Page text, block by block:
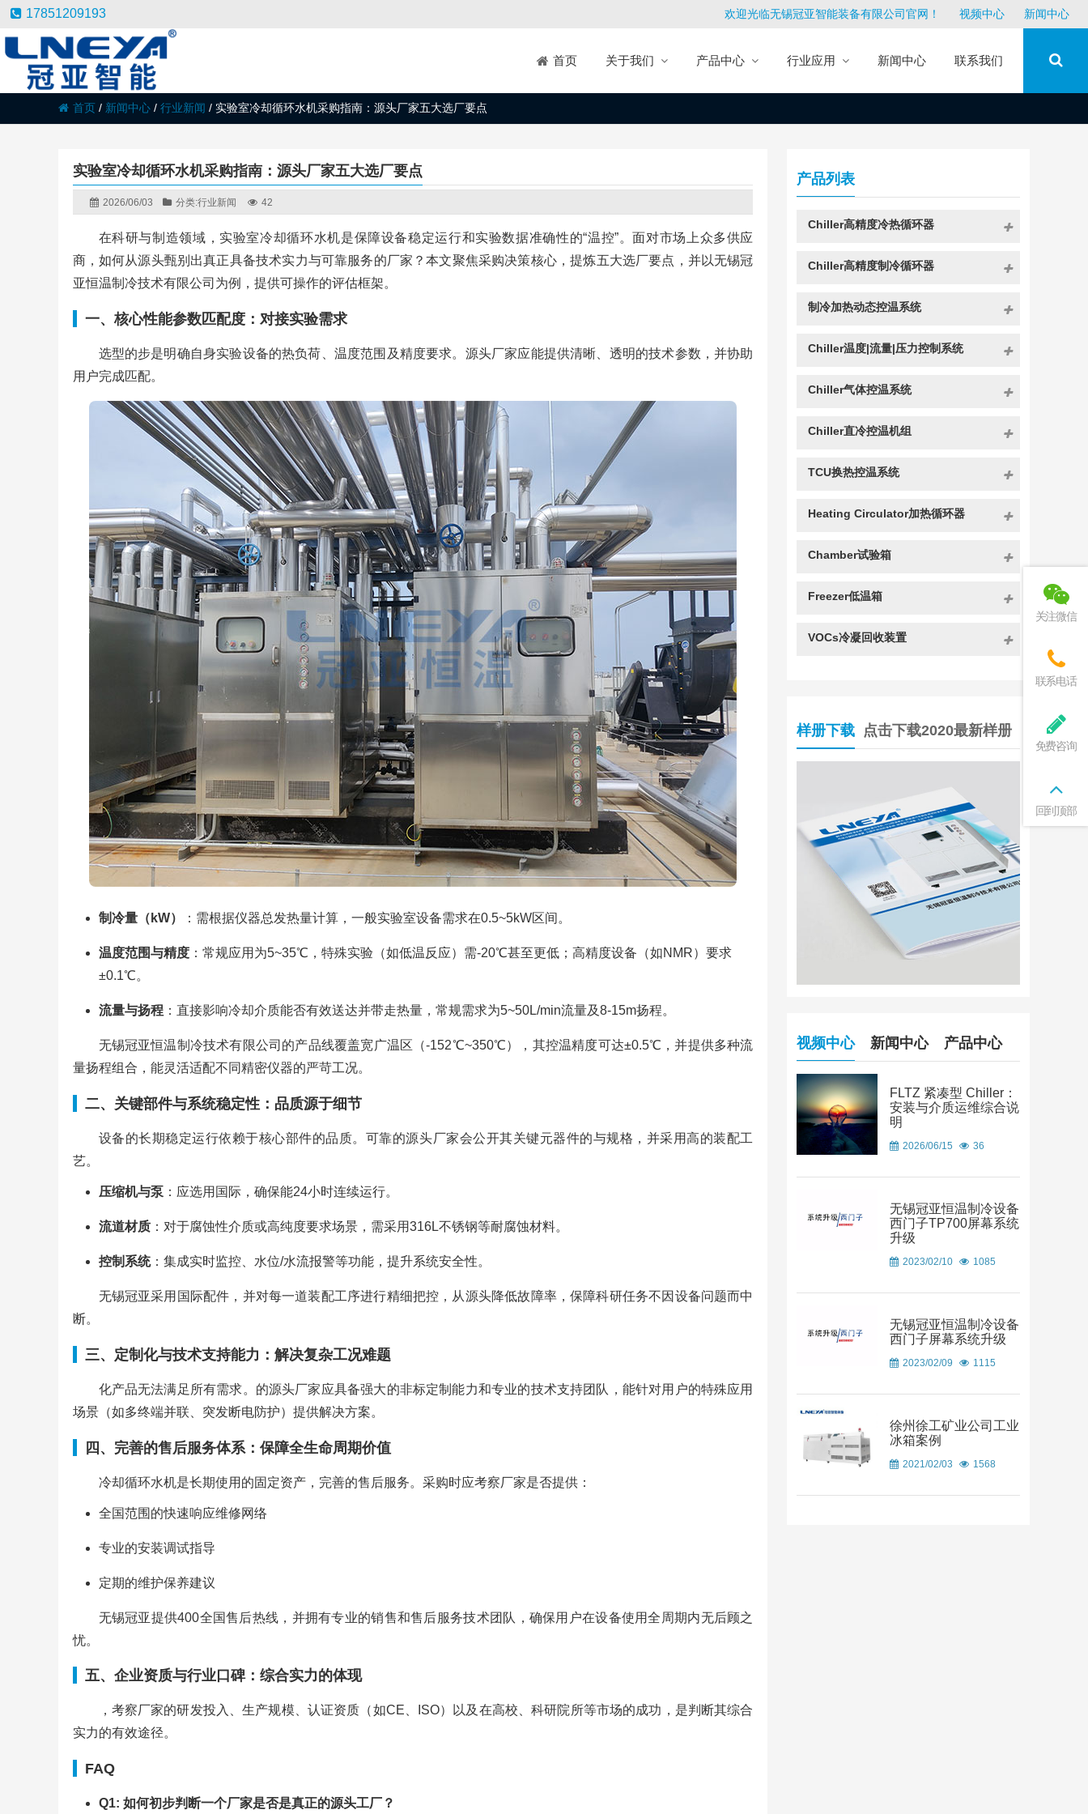
17851209193 欢迎光临无锡冠亚智能装备有限公司官网！ 视频中心 新闻中心
首页 关于我们 产品中心 行业应用 新闻中心 联系我们
首页 / 新闻中心 / 行业新闻 / 实验室冷却循环水机采购指南：源头厂家五大选厂要点
实验室冷却循环水机采购指南：源头厂家五大选厂要点
2026/06/03 分类:行业新闻 42
在科研与制造领域，实验室冷却循环水机是保障设备稳定运行和实验数据准确性的“温控”。面对市场上众多供应
商，如何从源头甄别出真正具备技术实力与可靠服务的厂家？本文聚焦采购决策核心，提炼五大选厂要点，并以无锡冠
亚恒温制冷技术有限公司为例，提供可操作的评估框架。
一、核心性能参数匹配度：对接实验需求
选型的步是明确自身实验设备的热负荷、温度范围及精度要求。源头厂家应能提供清晰、透明的技术参数，并协助
用户完成匹配。
制冷量（kW） ：需根据仪器总发热量计算，一般实验室设备需求在0.5~5kW区间。
温度范围与精度：常规应用为5~35℃，特殊实验（如低温反应）需-20℃甚至更低；高精度设备（如NMR）要求
±0.1℃。
流量与扬程：直接影响冷却介质能否有效送达并带走热量，常规需求为5~50L/min流量及8-15m扬程。
无锡冠亚恒温制冷技术有限公司的产品线覆盖宽广温区（-152℃~350℃），其控温精度可达±0.5℃，并提供多种流
量扬程组合，能灵活适配不同精密仪器的严苛工况。
二、关键部件与系统稳定性：品质源于细节
设备的长期稳定运行依赖于核心部件的品质。可靠的源头厂家会公开其关键元器件的与规格，并采用高的装配工
艺。
压缩机与泵：应选用国际，确保能24小时连续运行。
流道材质：对于腐蚀性介质或高纯度要求场景，需采用316L不锈钢等耐腐蚀材料。
控制系统：集成实时监控、水位/水流报警等功能，提升系统安全性。
无锡冠亚采用国际配件，并对每一道装配工序进行精细把控，从源头降低故障率，保障科研任务不因设备问题而中
断。
三、定制化与技术支持能力：解决复杂工况难题
化产品无法满足所有需求。的源头厂家应具备强大的非标定制能力和专业的技术支持团队，能针对用户的特殊应用
场景（如多终端并联、突发断电防护）提供解决方案。
四、完善的售后服务体系：保障全生命周期价值
冷却循环水机是长期使用的固定资产，完善的售后服务。采购时应考察厂家是否提供：
全国范围的快速响应维修网络
专业的安装调试指导
定期的维护保养建议
无锡冠亚提供400全国售后热线，并拥有专业的销售和售后服务技术团队，确保用户在设备使用全周期内无后顾之
忧。
五、企业资质与行业口碑：综合实力的体现
，考察厂家的研发投入、生产规模、认证资质（如CE、ISO）以及在高校、科研院所等市场的成功，是判断其综合
实力的有效途径。
FAQ
Q1: 如何初步判断一个厂家是否是真正的源头工厂？
产品列表
Chiller高精度冷热循环器
Chiller高精度制冷循环器
制冷加热动态控温系统
Chiller温度|流量|压力控制系统
Chiller气体控温系统
Chiller直冷控温机组
TCU换热控温系统
Heating Circulator加热循环器
Chamber试验箱
Freezer低温箱
VOCs冷凝回收装置
样册下载 点击下载2020最新样册
视频中心 新闻中心 产品中心
FLTZ 紧凑型 Chiller：
安装与介质运维综合说
明
2026/06/15 36
无锡冠亚恒温制冷设备
西门子TP700屏幕系统
升级
2023/02/10 1085
无锡冠亚恒温制冷设备
西门子屏幕系统升级
2023/02/09 1115
徐州徐工矿业公司工业
冰箱案例
2021/02/03 1568
关注微信
联系电话
免费咨询
回到顶部